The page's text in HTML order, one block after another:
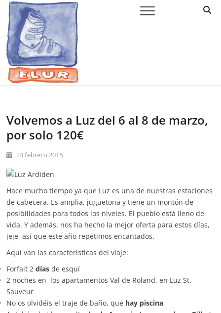
Saltar
contenido
Elur Taldea
EL CLUB DE ESQUÍ DE AMURRIO Y AYALA
Volvemos a Luz del 6 al 8 de marzo,
por solo 120€
24 febrero 2015
Hace mucho tiempo ya que Luz es una de nuestras estaciones
de cabecera. Es amplia, juguetona y tiene un montón de
posibilidades para todos los niveles. El pueblo está lleno de
vida. Y además, nos ha hecho la mejor oferta para estos días,
jeje, así que este año repetimos encantados.
Aquí van las características del viaje:
Forfait 2 días de esquí
2 noches en los apartamentos Val de Roland, en Luz St.
Sauveur
No os olvidéis el traje de baño, que hay piscina